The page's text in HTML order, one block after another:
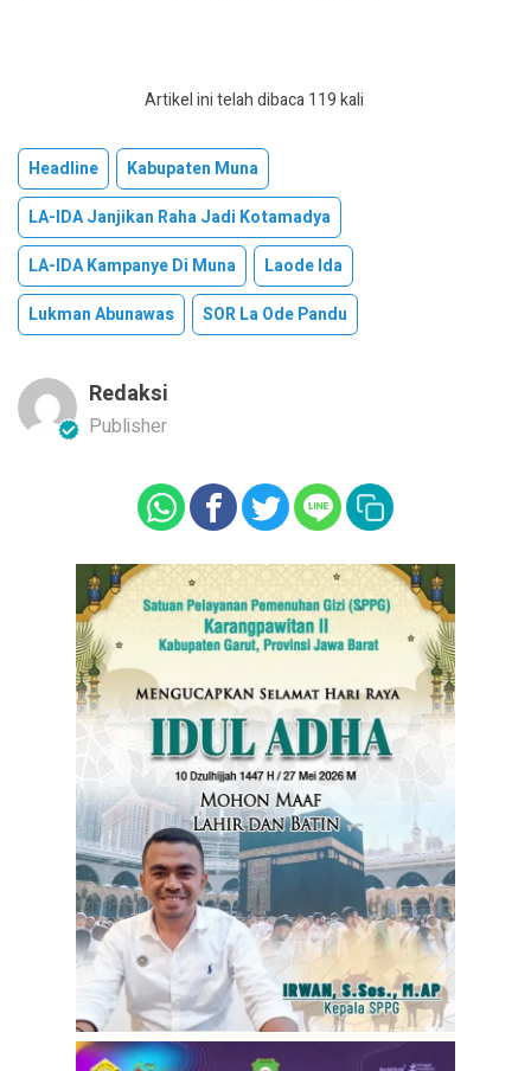
Artikel ini telah dibaca 119 kali
Headline
Kabupaten Muna
LA-IDA Janjikan Raha Jadi Kotamadya
LA-IDA Kampanye Di Muna
Laode Ida
Lukman Abunawas
SOR La Ode Pandu
Redaksi
Publisher